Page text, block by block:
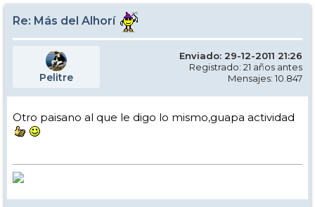
Re: Más del Alhorí
Pelitre
Enviado: 29-12-2011 21:26
Registrado: 21 años antes
Mensajes: 10.847
Otro paisano al que le digo lo mismo,guapa actividad